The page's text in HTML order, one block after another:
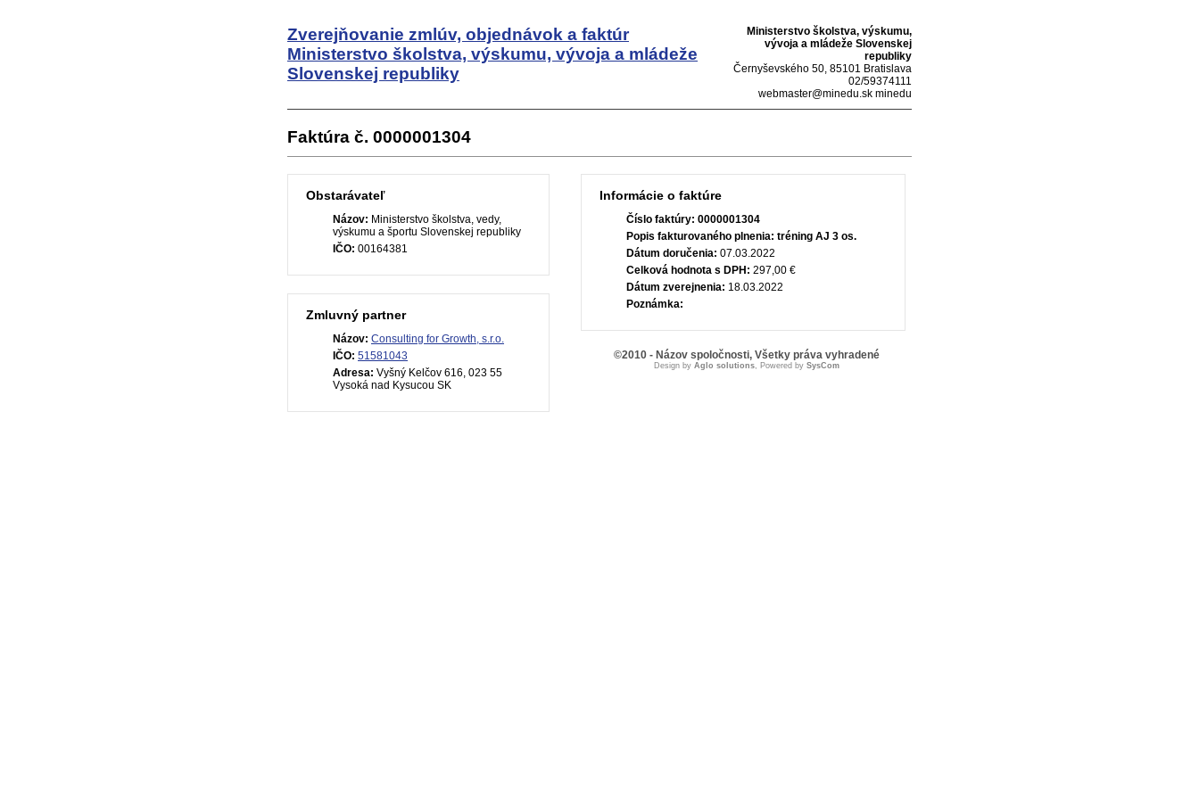
Zverejňovanie zmlúv, objednávok a faktúr
Ministerstvo školstva, výskumu, vývoja a mládeže
Slovenskej republiky
Ministerstvo školstva, výskumu,
vývoja a mládeže Slovenskej
republiky
Černyševského 50, 85101 Bratislava
02/59374111
webmaster@minedu.sk minedu
Faktúra č. 0000001304
Obstarávateľ
Názov: Ministerstvo školstva, vedy,
výskumu a športu Slovenskej republiky
IČO: 00164381
Zmluvný partner
Názov: Consulting for Growth, s.r.o.
IČO: 51581043
Adresa: Vyšný Kelčov 616, 023 55
Vysoká nad Kysucou SK
Informácie o faktúre
Číslo faktúry: 0000001304
Popis fakturovaného plnenia: tréning AJ 3 os.
Dátum doručenia: 07.03.2022
Celková hodnota s DPH: 297,00 €
Dátum zverejnenia: 18.03.2022
Poznámka:
©2010 - Názov spoločnosti, Všetky práva vyhradené
Design by Aglo solutions, Powered by SysCom